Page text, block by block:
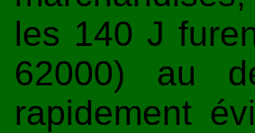
les 140 J
62000) au
rapidement